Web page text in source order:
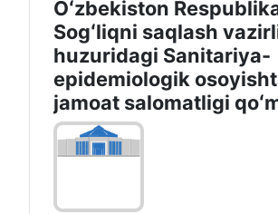
Oʻzbekiston
Sogʻliqni saqlash
huzuridagi Sanitariya-
epidemiologik
jamoat salomatligi